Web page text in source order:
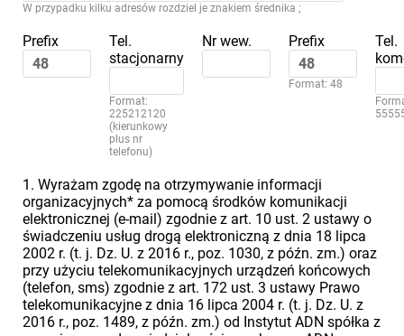
W przypadku kilku adresów rozdziel je znakiem średnika ;
Prefix
Tel.
stacjonarny
Format:
225212120
(kierunkowy
plus nr
telefonu)
Nr wew. Prefix
Format: 48
Tel.
1. Wyrażam zgodę na otrzymywanie informacji
organizacyjnych* za pomocą środków komunikacji
elektronicznej (e-mail) zgodnie z art. 10 ust. 2 ustawy o
świadczeniu usług drogą elektroniczną z dnia 18 lipca
2002 r. (t. j. Dz. U. z 2016 r., poz. 1030, z późn. zm.) oraz
przy użyciu telekomunikacyjnych urządzeń końcowych
(telefon, sms) zgodnie z art. 172 ust. 3 ustawy Prawo
telekomunikacyjne z dnia 16 lipca 2004 r. (t. j. Dz. U. z
2016 r., poz. 1489, z późn. zm.) od Instytut ADN spółka z